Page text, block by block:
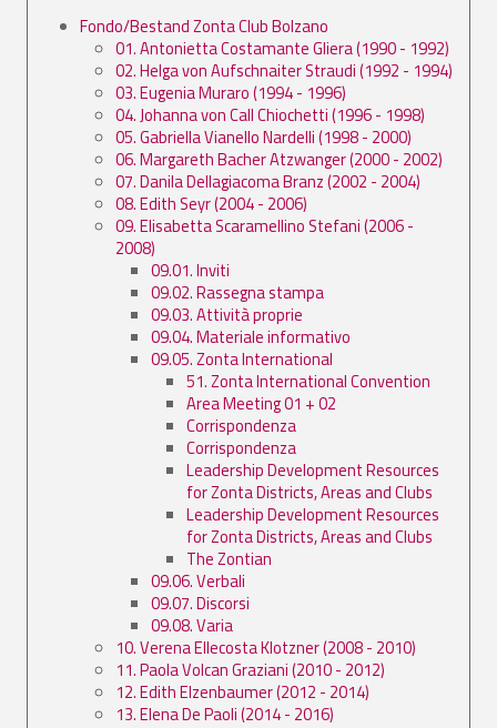
Fondo/Bestand Zonta Club Bolzano
01. Antonietta Costamante Gliera (1990 - 1992)
02. Helga von Aufschnaiter Straudi (1992 - 1994)
03. Eugenia Muraro (1994 - 1996)
04. Johanna von Call Chiochetti (1996 - 1998)
05. Gabriella Vianello Nardelli (1998 - 2000)
06. Margareth Bacher Atzwanger (2000 - 2002)
07. Danila Dellagiacoma Branz (2002 - 2004)
08. Edith Seyr (2004 - 2006)
09. Elisabetta Scaramellino Stefani (2006 -
2008)
09.01. Inviti
09.02. Rassegna stampa
09.03. Attività proprie
09.04. Materiale informativo
09.05. Zonta International
51. Zonta International Convention
Area Meeting 01 + 02
Corrispondenza
Corrispondenza
Leadership Development Resources
for Zonta Districts, Areas and Clubs
Leadership Development Resources
for Zonta Districts, Areas and Clubs
The Zontian
09.06. Verbali
09.07. Discorsi
09.08. Varia
10. Verena Ellecosta Klotzner (2008 - 2010)
11. Paola Volcan Graziani (2010 - 2012)
12. Edith Elzenbaumer (2012 - 2014)
13. Elena De Paoli (2014 - 2016)